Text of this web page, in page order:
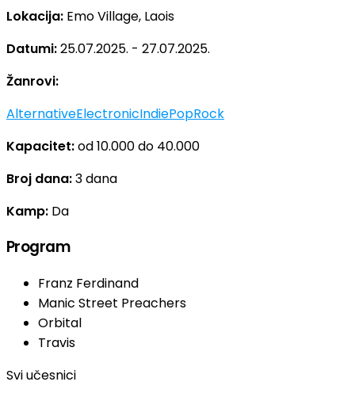
Lokacija: Emo Village, Laois
Datumi:25.07.2025. - 27.07.2025.
Žanrovi:
AlternativeElectronicIndiePopRock
Kapacitet:od 10.000 do 40.000
Broj dana:3 dana
Kamp: Da
Program
Franz Ferdinand
Manic Street Preachers
Orbital
Travis
Svi učesnici